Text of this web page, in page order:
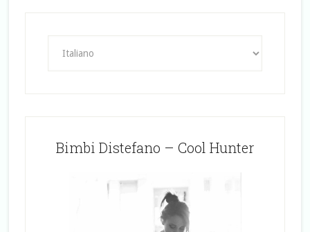
Bimbi Distefano – Cool Hunter